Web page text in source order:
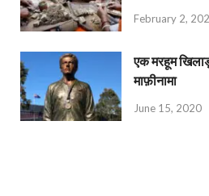
February 2,
एक मरहूम
माफ़ीनामा
June 15, 2020